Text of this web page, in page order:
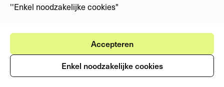
''Enkel noodzakelijke cookies"
Accepteren
Enkel noodzakelijke cookies